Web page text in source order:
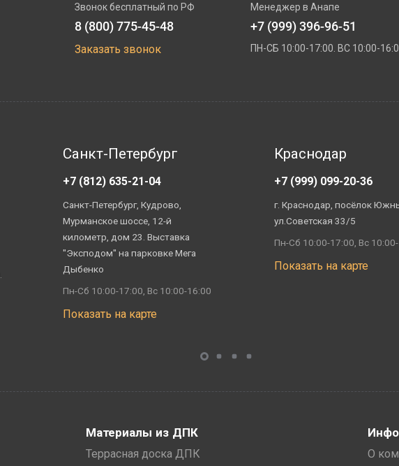
Звонок бесплатный по РФ
8 (800) 775-45-48
Заказать звонок
Менеджер в Анапе
+7 (999) 396-96-51
ПН-СБ 10:00-17:00. ВС 10:00-
Санкт-Петербург
+7 (812) 635-21-04
Санкт-Петербург, Кудрово,
Мурманское шоссе, 12-й
километр, дом 23. Выставка
"Эксподом" на парковке Мега
Дыбенко
Пн-Сб 10:00-17:00, Вс 10:00-16:00
Показать на карте
Краснодар
+7 (999) 099-20-36
г. Краснодар, посёлок
ул.Советская 33/5
Пн-Сб 10:00-17:00, Вс
Показать на карте
Материалы из ДПК
Террасная доска ДПК
О